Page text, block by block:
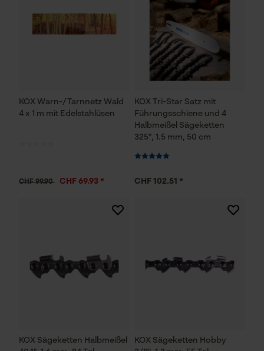
KOX Warn-/Tarnnetz Wald
4 x 1 m mit Edelstahlüsen
CHF 99.90 CHF 69.93 *
KOX Tri-Star Satz mit
Führungsschiene und 4
Halbmeißel Sägeketten
325", 1.5 mm, 50 cm
CHF 102.51 *
KOX Sägeketten Halbmeißel
KOX Sägeketten Hobby